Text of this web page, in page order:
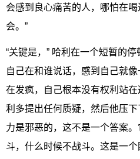
会感到良心痛苦的人，哪怕在
会。”
“关键是，” 哈利在一个短暂的
自己在和谁说话，感到自己就
在发疯，自己根本没有权利站
利多提出任何质疑，然后他压
力是邪恶的，这不是一个答案
斗，什么时候不战斗。这是一